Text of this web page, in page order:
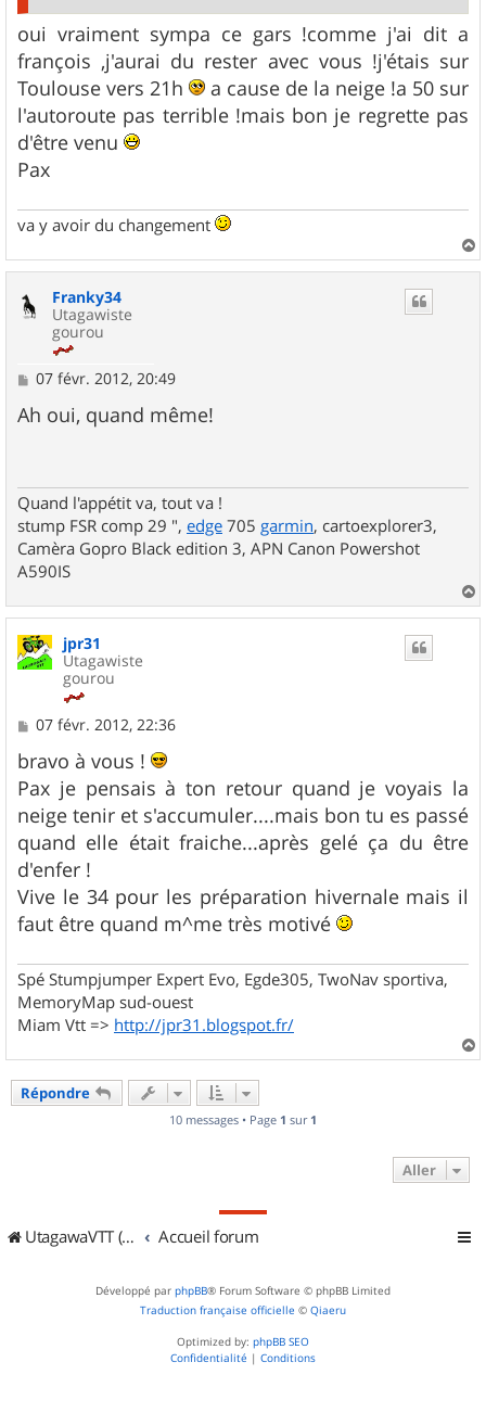
oui vraiment sympa ce gars !comme j'ai dit a
françois ,j'aurai du rester avec vous !j'étais sur
Toulouse vers 21h
a cause de la neige !a 50 sur
l'autoroute pas terrible !mais bon je regrette pas
d'être venu
Pax
va y avoir du changement
a
Franky34
Utagawiste
gourou
M
s
s
07 févr. 2012, 20:49
Ah oui, quand même!
Quand l'appétit va, tout va !
stump FSR comp 29 ", edge 705 garmin, cartoexplorer3,
Camèra Gopro Black edition 3, APN Canon Powershot
A590IS
a
jpr31
Utagawiste
gourou
M
s
s
a
g
e
07 févr. 2012, 22:36
bravo à vous !
Pax je pensais à ton retour quand je voyais la
neige tenir et s'accumuler....mais bon tu es passé
quand elle était fraiche...après gelé ça du être
d'enfer !
Vive le 34 pour les préparation hivernale mais il
faut être quand m^me très motivé
Spé Stumpjumper Expert Evo, Egde305, TwoNav sportiva,
MemoryMap sud-ouest
Miam Vtt => http://jpr31.blogspot.fr/
a
Répondre
10 messages • Page 1 sur 1
Aller
UtagawaVTT (Randos VTT et VTTAE avec traces GPS) Accueil forum
Développé par phpBB® Forum Software © phpBB Limited
Traduction française officielle © Qiaeru
Optimized by: phpBB SEO
Confidentialité | Conditions